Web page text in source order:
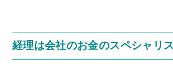
経理は会社のお金のスペシャリ